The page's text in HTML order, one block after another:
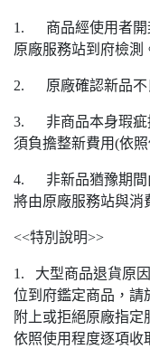
1. 商品經使用者開
原廠服務站到府檢測
2. 原廠確認新品不
3. 非商品本身瑕疵
須負擔整新費用(依
4. 非新品猶豫期間
將由原廠服務站與消
<<特別說明>>
1. 大型商品退貨原
位到府鑑定商品，請
附上或拒絕原廠指
依照使用程度逐項收